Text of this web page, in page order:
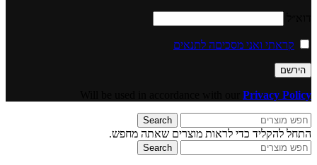
קראתי ואני מסכיםה לתנאים
Privacy Policy
Search
התחל להקליד כדי לראות מוצרים שאתה מחפש.
Search